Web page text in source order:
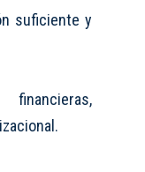
suficiente y